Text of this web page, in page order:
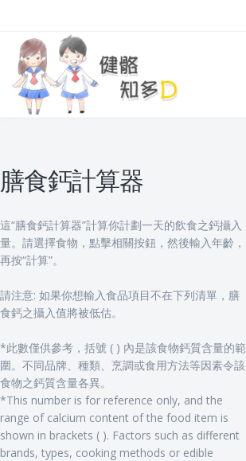
膳食鈣計算器
這“膳食鈣計算器”計算你計劃一天的飲食之鈣攝入
量。請選擇食物，點擊相關按鈕，然後輸入年齡，
再按“計算”。
請注意: 如果你想輸入食品項目不在下列清單，膳
食鈣之攝入值將被低估。
*此數僅供參考，括號 ( ) 內是該食物鈣質含量的範
圍。不同品牌、種類、烹調或食用方法等因素令該
食物之鈣質含量各異。
*This number is for reference only, and the
range of calcium content of the food item is
shown in brackets ( ). Factors such as different
brands, types, cooking methods or edible